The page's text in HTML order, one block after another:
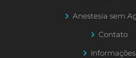
Anestesia sem
Contato
Informações